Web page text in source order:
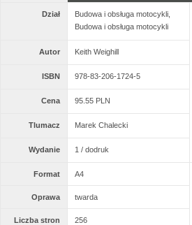
Dział
Budowa i obsługa motocykli,
Budowa i obsługa motocykli
Autor Keith Weighill
ISBN 978-83-206-1724-5
Cena 95.55 PLN
Tlumacz Marek Chalecki
Wydanie 1 / dodruk
Format A4
Oprawa twarda
Liczba stron 256